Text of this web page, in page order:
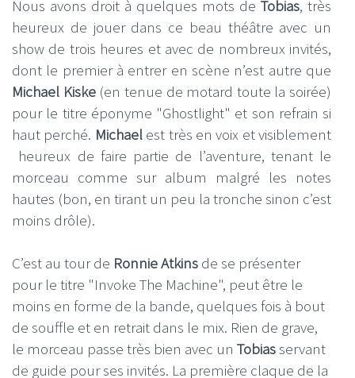
Nous avons droit à quelques mots de Tobias, très
heureux de jouer dans ce beau théâtre avec un
show de trois heures et avec de nombreux invités,
dont le premier à entrer en scène n’est autre que
Michael Kiske(en tenue de motard toute la soirée)
pour le titre éponyme "Ghostlight" et son refrain si
haut perché. Michaelest très en voix et visiblement
heureux de faire partie de l’aventure, tenant le
morceau comme sur album malgré les notes
hautes (bon, en tirant un peu la tronche sinon c’est
moins drôle).
C’est au tour de Ronnie Atkins de se présenter
pour le titre "Invoke The Machine", peut être le
moins en forme de la bande, quelques fois à bout
de souffle et en retrait dans le mix. Rien de grave,
le morceau passe très bien avec un Tobiasservant
de guide pour ses invités. La première claque de la